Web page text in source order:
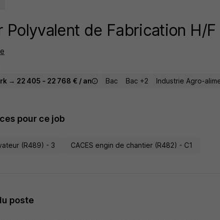
Polyvalent de Fabrication H/F
→ 22 405 - 22 768 € / an Bac Bac +2 Industrie Agro-
pour ce job
(R489) - 3 CACES engin de chantier (R482) - C1
poste